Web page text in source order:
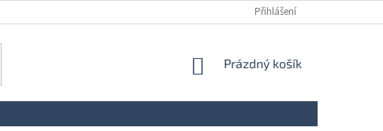
Přihlášení
NÁKUPNÍ
Prázdný košík